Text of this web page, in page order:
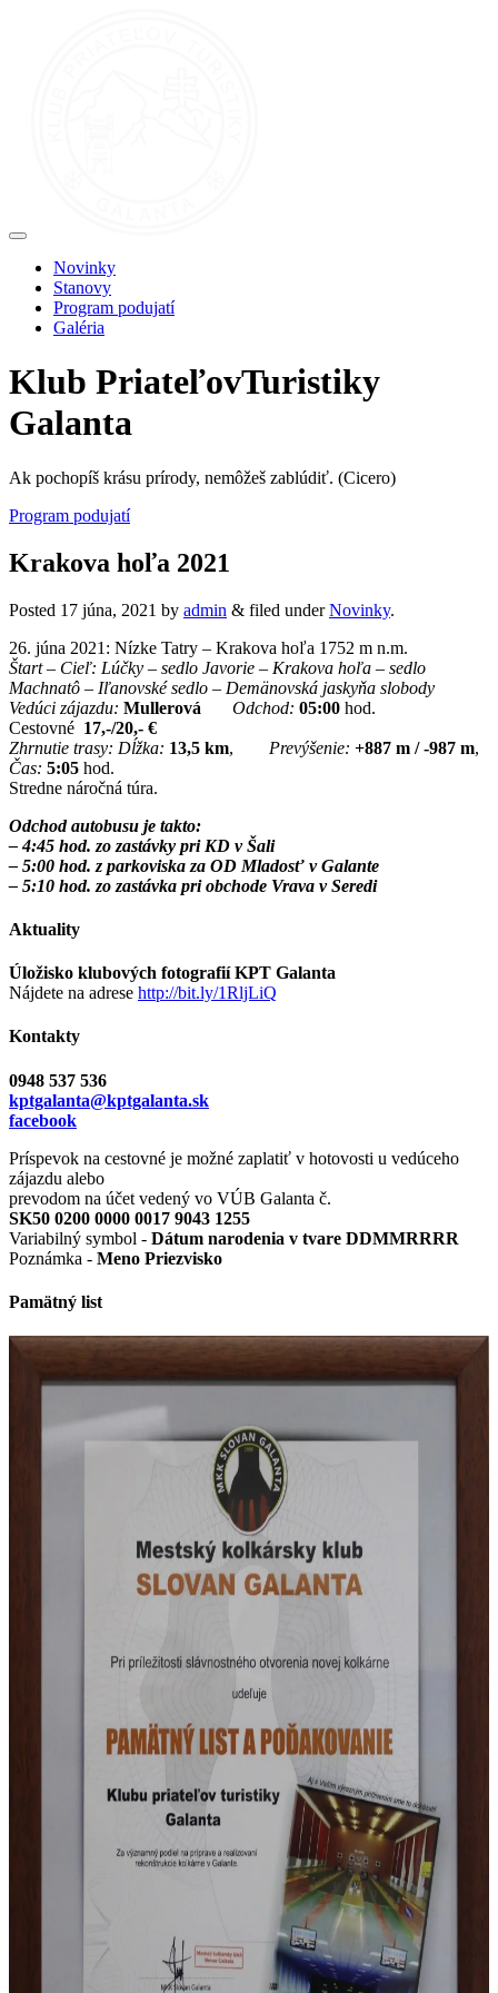
Novinky
Stanovy
Program podujatí
Galéria
Klub PriateľovTuristiky
Galanta
Ak pochopíš krásu prírody, nemôžeš zablúdiť. (Cicero)
Program podujatí
Krakova hoľa 2021
Posted 17 júna, 2021 by admin & filed underNovinky.
26. júna 2021: Nízke Tatry – Krakova hoľa 1752 m n.m.
Štart – Cieľ: Lúčky – sedlo Javorie – Krakova hoľa – sedlo
Machnatô – Iľanovské sedlo – Demänovská jaskyňa slobody
Vedúci zájazdu: Mullerová Odchod: 05:00 hod.
Cestovné 17,-/20,- €
Zhrnutie trasy: Dĺžka: 13,5 km, Prevýšenie: +887 m / -987 m,
Čas: 5:05 hod.
Stredne náročná túra.
Odchod autobusu je takto:
– 4:45 hod. zo zastávky pri KD v Šali
– 5:00 hod. z parkoviska za OD Mladosť v Galante
– 5:10 hod. zo zastávka pri obchode Vrava v Seredi
Aktuality
Úložisko klubových fotografií KPT Galanta
Nájdete na adrese http://bit.ly/1RljLiQ
Kontakty
0948 537 536
kptgalanta@kptgalanta.sk
facebook
Príspevok na cestovné je možné zaplatiť v hotovosti u vedúceho
zájazdu alebo
prevodom na účet vedený vo VÚB Galanta č.
SK50 0200 0000 0017 9043 1255
Variabilný symbol - Dátum narodenia v tvare DDMMRRRR
Poznámka - Meno Priezvisko
Pamätný list